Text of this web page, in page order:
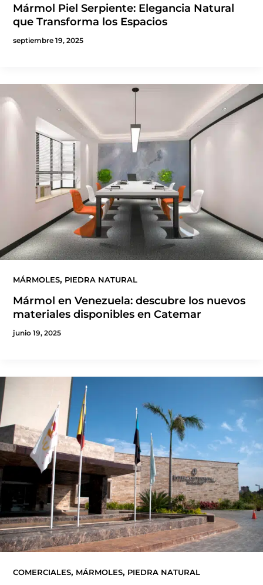
Mármol Piel Serpiente: Elegancia Natural
que Transforma los Espacios
septiembre 19, 2025
MÁRMOLES, PIEDRA NATURAL
Mármol en Venezuela: descubre los nuevos
materiales disponibles en Catemar
junio 19, 2025
COMERCIALES, MÁRMOLES, PIEDRA NATURAL